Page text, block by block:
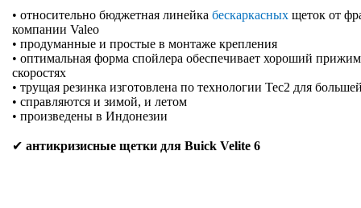
• относительно бюджетная линейка бескаркасных щеток от
компании Valeo
• продуманные и простые в монтаже крепления
• оптимальная форма спойлера обеспечивает хороший прижим
скоростях
• трущая резинка изготовлена по технологии Tec2 для
• справляются и зимой, и летом
• произведены в Индонезии
✔ антикризисные щетки для Buick Velite 6